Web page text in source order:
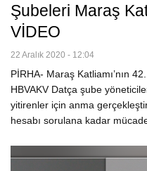
Şubeleri Maraş
VİDEO
22 Aralık 2020 - 12:04
PİRHA- Maraş Katliamı’nın
HBVAKV Datça şube
yitirenler için anma
hesabı sorulana kadar